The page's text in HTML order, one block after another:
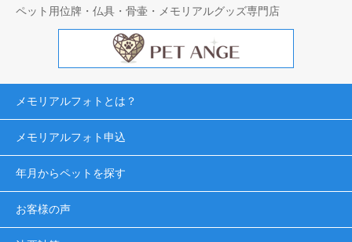
ペット用位牌・仏具・骨壷・メモリアルグッズ専門店
メモリアルフォトとは？
メモリアルフォト申込
年月からペットを探す
お客様の声